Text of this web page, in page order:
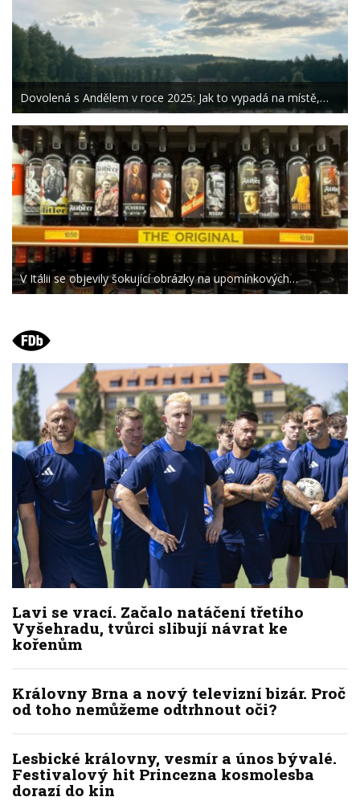
Dovolená s Andělem v roce 2025: Jak to vypadá na místě,…
V Itálii se objevily šokující obrázky na upomínkových…
Lavi se vrací. Začalo natáčení třetího
Vyšehradu, tvůrci slibují návrat ke
kořenům
Královny Brna a nový televizní bizár. Proč
od toho nemůžeme odtrhnout oči?
Lesbické královny, vesmír a únos bývalé.
Festivalový hit Princezna kosmolesba
dorazí do kin